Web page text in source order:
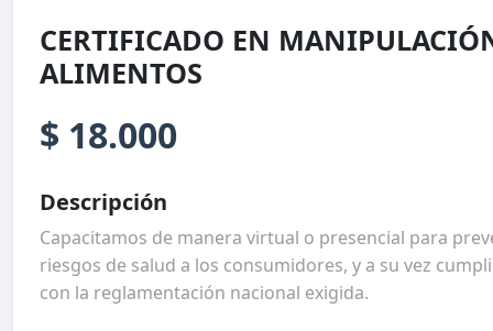
CERTIFICADO EN
ALIMENTOS
$ 18.000
Descripción
Capacitamos de manera virtual o presencial para
riesgos de salud a los consumidores, y a su vez
con la reglamentación nacional exigida.